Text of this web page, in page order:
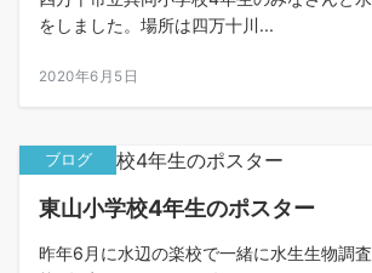
をしました。場所は四万十川...
2020年6月5日
ブログ
東山小学校4年生のポスター
昨年6月に水辺の楽校で一緒に水生生物調